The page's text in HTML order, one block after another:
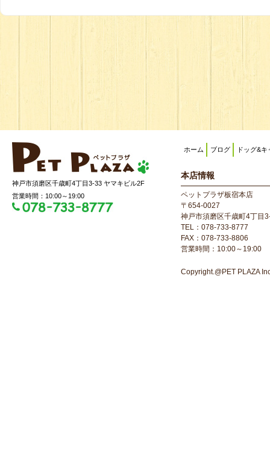
神戸市須磨区千歳町4丁目3-33 ヤマキビル2F
営業時間：10:00～19:00
ホーム ブログ ドッグ&キ
本店情報
ペットプラザ板宿本店
〒654-0027
神戸市須磨区千歳町4丁目
TEL：078-733-8777
FAX：078-733-8806
営業時間：10:00～19:00
Copyright.@PET PLAZA